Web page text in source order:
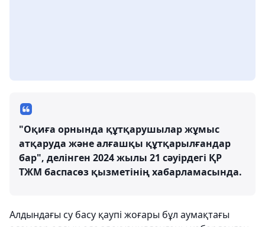
"Оқиға орнында құтқарушылар жұмыс
атқаруда және алғашқы құтқарылғандар
бар", делінген 2024 жылы 21 сәуірдегі ҚР
ТЖМ баспасөз қызметінің хабарламасында.
Алдындағы су басу қаупі жоғары бұл аумақтағы